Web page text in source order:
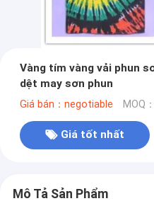
Vàng tím vàng vải phun
dệt may sơn phun
Giá bán：negotiable MOQ
Giá tốt nhất
Mô Tả Sản Phẩm